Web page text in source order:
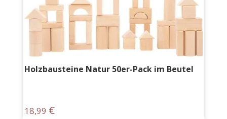
Holzbausteine Natur 50er-Pack im Beutel
18,99 €